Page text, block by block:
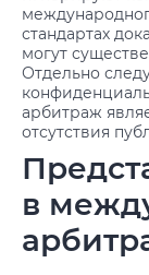
стандартах
могут
Отдельно
арбитраж
отсутствия
в